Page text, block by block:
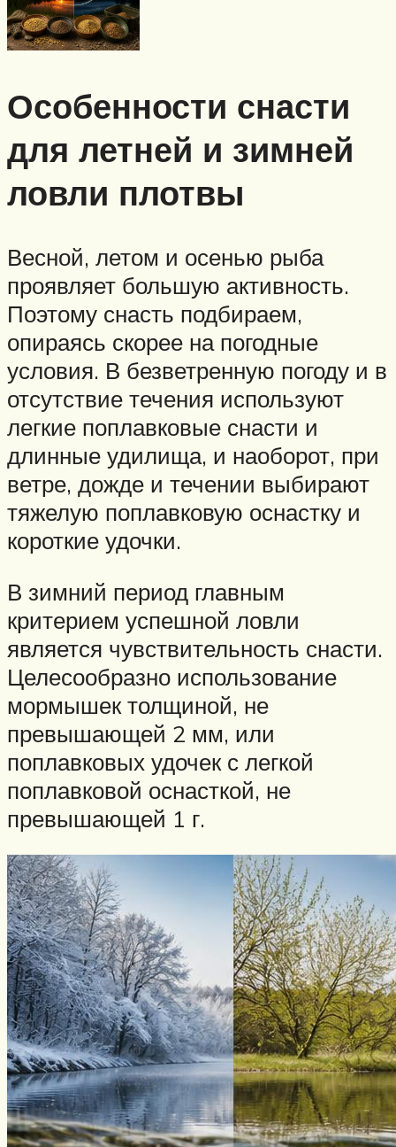
Особенности снасти
для летней и зимней
ловли плотвы
Весной, летом и осенью рыба
проявляет большую активность.
Поэтому снасть подбираем,
опираясь скорее на погодные
условия. В безветренную погоду и в
отсутствие течения используют
легкие поплавковые снасти и
длинные удилища, и наоборот, при
ветре, дожде и течении выбирают
тяжелую поплавковую оснастку и
короткие удочки.
В зимний период главным
критерием успешной ловли
является чувствительность снасти.
Целесообразно использование
мормышек толщиной, не
превышающей 2 мм, или
поплавковых удочек с легкой
поплавковой оснасткой, не
превышающей 1 г.